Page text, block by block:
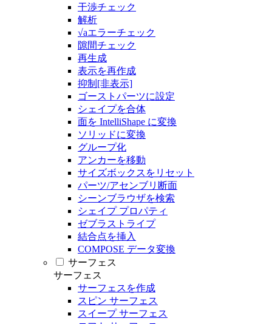
干渉チェック
解析
√aエラーチェック
隙間チェック
再生成
表示を再作成
抑制[非表示]
ゴーストパーツに設定
シェイプを合体
面を IntelliShape に変換
ソリッドに変換
グループ化
アンカーを移動
サイズボックスをリセット
パーツ/アセンブリ断面
シーンブラウザを検索
シェイプ プロパティ
ゼブラストライプ
結合点を挿入
COMPOSE データ変換
サーフェス
サーフェス
サーフェスを作成
スピン サーフェス
スイープ サーフェス